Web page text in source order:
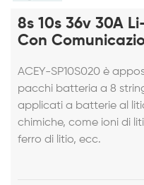
8s 10s 36v 30A
Con
ACEY-SP10S020 è
pacchi batteria a 8
applicati a batterie al
chimiche, come ioni di
ferro di litio, ecc.